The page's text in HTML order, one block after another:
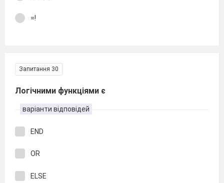
=!
Запитання 30
Логічними функціями є
варіанти відповідей
END
OR
ELSE